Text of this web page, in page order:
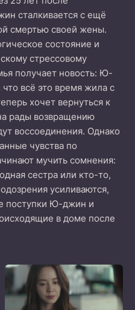
сталкивается с ещё
смертью своей жены.
состояние и
стрессовому
получает новость: Ю-
всё это время жила с
хочет вернуться к
рады возвращению
воссоединения. Однако
чувства по
мучить сомнения:
сестра или кто-то,
усиливаются,
поступки Ю-джин и
в доме после